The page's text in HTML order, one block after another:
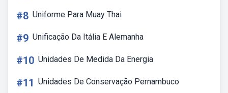
#8 Uniforme Para Muay Thai
#9 Unificação Da Itália E Alemanha
#10 Unidades De Medida Da Energia
#11 Unidades De Conservação Pernambuco